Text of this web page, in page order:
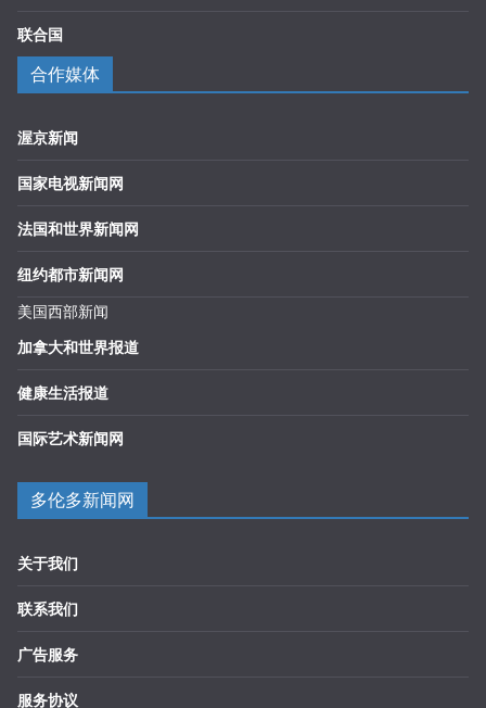
联合国
合作媒体
渥京新闻
国家电视新闻网
法国和世界新闻网
纽约都市新闻网
美国西部新闻
加拿大和世界报道
健康生活报道
国际艺术新闻网
多伦多新闻网
关于我们
联系我们
广告服务
服务协议